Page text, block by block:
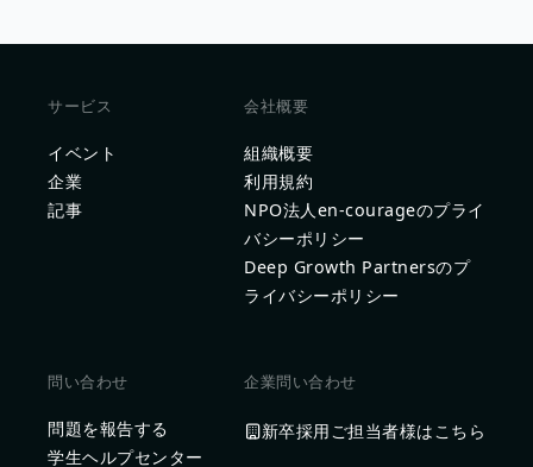
サービス
イベント
企業
記事
会社概要
組織概要
利用規約
NPO法人en-courageのプライ
バシーポリシー
Deep Growth Partnersのプ
ライバシーポリシー
問い合わせ
問題を報告する
学生ヘルプセンター
企業問い合わせ
新卒採用ご担当者様はこちら